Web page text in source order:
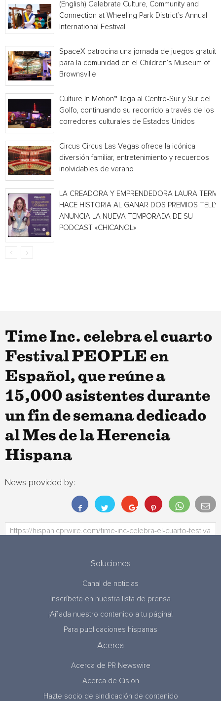
(English) Celebrate Culture, Community and
Connection at Wheeling Park District’s Annual
International Festival
SpaceX patrocina una jornada de juegos gratuita
para la comunidad en el Children’s Museum of
Brownsville
Culture In Motion™ llega al Centro-Sur y Sur del
Golfo, continuando su recorrido a través de los
corredores culturales de Estados Unidos
Circus Circus Las Vegas ofrece la icónica
diversión familiar, entretenimiento y recuerdos
inolvidables de verano
LA CREADORA Y EMPRENDEDORA LAURA
HACE HISTORIA AL GANAR DOS PREMIOS TELLY
ANUNCIA LA NUEVA TEMPORADA DE SU
PODCAST «CHICANOL»
Time Inc. celebra el cuarto
Festival PEOPLE en
Español, que reúne a
15,000 asistentes durante
un fin de semana dedicado
al Mes de la Herencia
Hispana
News provided by:
Soluciones
Canal de noticias
Inscríbete en nuestra lista de prensa
¡Añada nuestro contenido a tu página!
Para publicaciones hispanas
Acerca
Acerca de PR Newswire
Acerca de Cision
Hazte socio de sindicación de contenido